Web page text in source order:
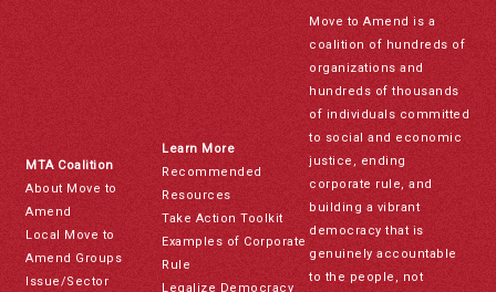
MTA Coalition
About Move to
Amend
Local Move to
Amend Groups
Issue/Sector
Learn More
Recommended
Resources
Take Action Toolkit
Examples of Corporate
Rule
Legalize Democracy
Move to Amend is a
coalition of hundreds of
organizations and
hundreds of thousands
of individuals committed
to social and economic
justice, ending
corporate rule, and
building a vibrant
democracy that is
genuinely accountable
to the people, not